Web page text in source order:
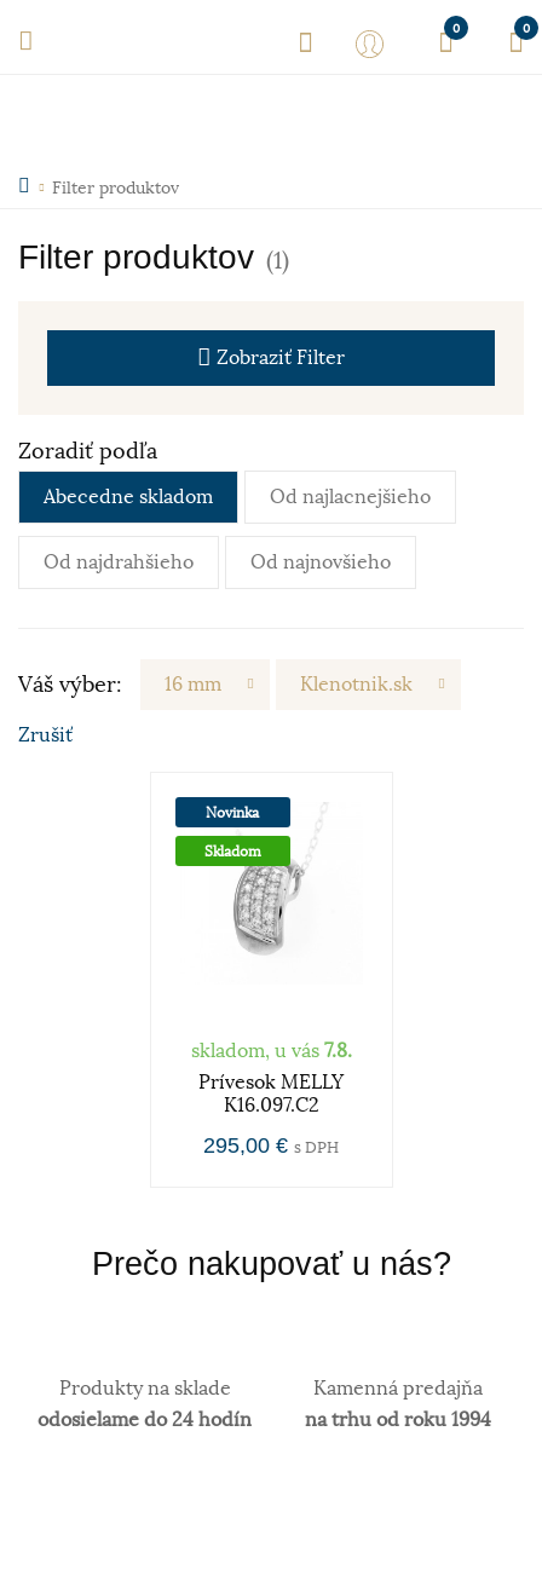
0 0
Filter produktov
Filter produktov (1)
Zobraziť Filter
Zoradiť podľa
Abecedne skladom Od najlacnejšieho
Od najdrahšieho Od najnovšieho
Váš výber: 16 mm Klenotnik.sk
Zrušiť
Novinka
Skladom
skladom, u vás 7.8.
Prívesok MELLY
K16.097.C2
295,00 € s DPH
Prečo nakupovať u nás?
Produkty na sklade
odosielame do 24 hodín
Kamenná predajňa
na trhu od roku 1994